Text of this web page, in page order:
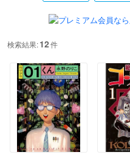
検索結果:12件